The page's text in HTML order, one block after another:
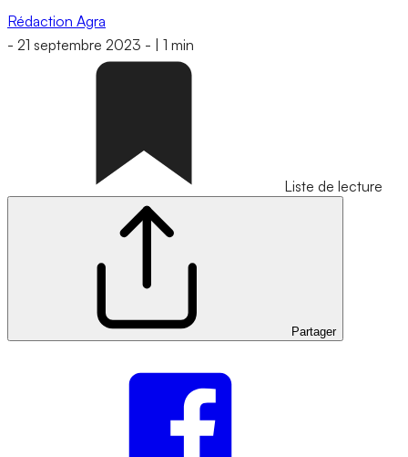
Rédaction Agra
- 21 septembre 2023 - 1 min
Liste de lecture
Partager